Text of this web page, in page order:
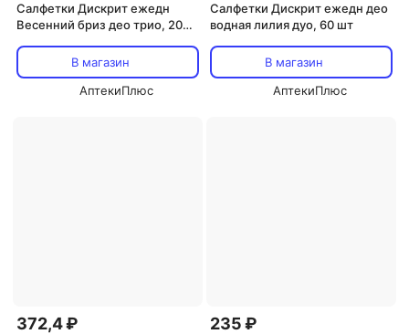
Салфетки Дискрит ежедн
Весенний бриз део трио, 20
В магазин
АптекиПлюс
Салфетки Дискрит ежедн део
водная лилия дуо, 60 шт
В магазин
АптекиПлюс
372,4 ₽ 235 ₽